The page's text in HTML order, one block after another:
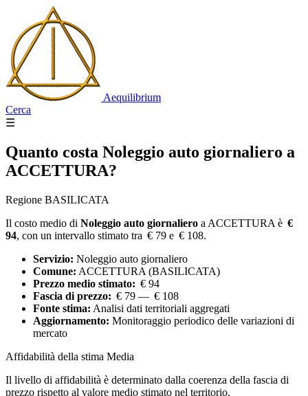
Aequilibrium
Cerca
☰
Quanto costa Noleggio auto giornaliero a
ACCETTURA?
Regione BASILICATA
Il costo medio di Noleggio auto giornaliero a ACCETTURA è €
94, con un intervallo stimato tra € 79 e € 108.
Servizio: Noleggio auto giornaliero
Comune: ACCETTURA (BASILICATA)
Prezzo medio stimato: € 94
Fascia di prezzo: € 79 — € 108
Fonte stima: Analisi dati territoriali aggregati
Aggiornamento: Monitoraggio periodico delle variazioni di
mercato
Affidabilità della stima Media
Il livello di affidabilità è determinato dalla coerenza della fascia di
prezzo rispetto al valore medio stimato nel territorio.